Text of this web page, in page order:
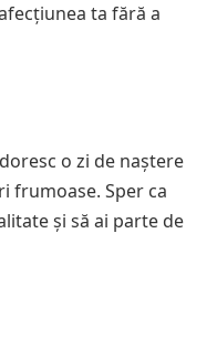
ta fără a
o zi de naștere
frumoase. Sper ca
și să ai parte de